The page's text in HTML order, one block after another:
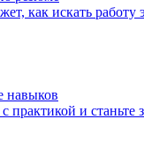
как искать работу
навыков
практикой и станьте